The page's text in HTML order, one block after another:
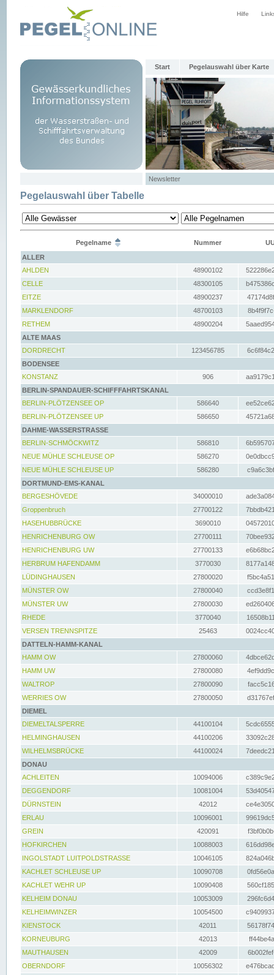
Hilfe
Start Pegelauswahl über Karte
Newsletter
Pegelauswahl über Tabelle
Pegelname Nummer
ALLER
AHLDEN
48900102
CELLE
48300105
EITZE
48900237
MARKLENDORF
48700103
RETHEM
48900204
ALTE MAAS
DORDRECHT
123456785
BODENSEE
KONSTANZ
906
BERLIN-SPANDAUER-SCHIFFFAHRTSKANAL
BERLIN-PLÖTZENSEE OP
586640
BERLIN-PLÖTZENSEE UP
586650
DAHME-WASSERSTRASSE
BERLIN-SCHMÖCKWITZ
586810
NEUE MÜHLE SCHLEUSE OP
586270
NEUE MÜHLE SCHLEUSE UP
586280
DORTMUND-EMS-KANAL
BERGESHÖVEDE
34000010
Groppenbruch
27700122
HASEHUBBRÜCKE
3690010
HENRICHENBURG OW
27700111
HENRICHENBURG UW
27700133
HERBRUM HAFENDAMM
3770030
LÜDINGHAUSEN
27800020
MÜNSTER OW
27800040
MÜNSTER UW
27800030
RHEDE
3770040
VERSEN TRENNSPITZE
25463
DATTELN-HAMM-KANAL
HAMM OW
27800060
HAMM UW
27800080
WALTROP
27800090
WERRIES OW
27800050
DIEMEL
DIEMELTALSPERRE
44100104
HELMINGHAUSEN
44100206
WILHELMSBRÜCKE
44100024
DONAU
ACHLEITEN
10094006
DEGGENDORF
10081004
DÜRNSTEIN
42012
ERLAU
10096001
GREIN
420091
HOFKIRCHEN
10088003
INGOLSTADT LUITPOLDSTRASSE
10046105
KACHLET SCHLEUSE UP
10090708
KACHLET WEHR UP
10090408
KELHEIM DONAU
10053009
KELHEIMWINZER
10054500
KIENSTOCK
42011
KORNEUBURG
42013
MAUTHAUSEN
42009
OBERNDORF
10056302